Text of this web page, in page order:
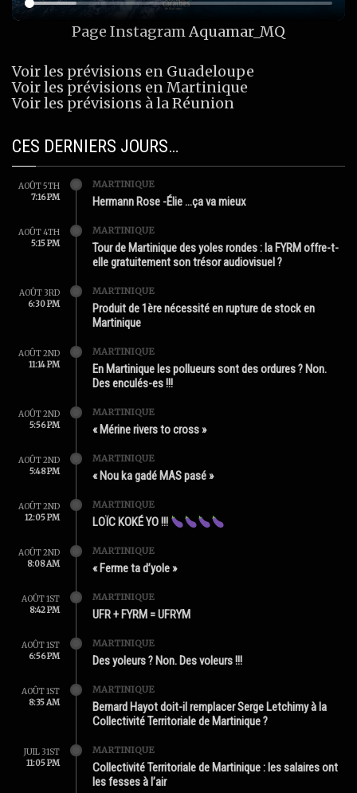
Page InstagramAquamar_MQ
Voir les prévisions en Guadeloupe
Voir les prévisions en Martinique
Voir les prévisions à la Réunion
CES DERNIERS JOURS…
AOÛT 5TH
7:16 PM
MARTINIQUE
Hermann Rose -Élie …ça va mieux
AOÛT 4TH
5:15 PM
MARTINIQUE
Tour de Martinique des yoles rondes : la FYRM offre-t-
elle gratuitement son trésor audiovisuel ?
AOÛT 3RD
6:30 PM
MARTINIQUE
Produit de 1ère nécessité en rupture de stock en
Martinique
AOÛT 2ND
11:14 PM
MARTINIQUE
En Martinique les pollueurs sont des ordures ? Non.
Des enculés-es !!!
AOÛT 2ND
5:56 PM
MARTINIQUE
« Mérine rivers to cross »
AOÛT 2ND
5:48 PM
MARTINIQUE
« Nou ka gadé MAS pasé »
AOÛT 2ND
12:05 PM
MARTINIQUE
LOÏC KOKÉ YO !!!
AOÛT 2ND
8:08 AM
MARTINIQUE
« Ferme ta d’yole »
AOÛT 1ST
8:42 PM
MARTINIQUE
UFR + FYRM = UFRYM
AOÛT 1ST
6:56 PM
MARTINIQUE
Des yoleurs ? Non. Des voleurs !!!
AOÛT 1ST
8:35 AM
MARTINIQUE
Bernard Hayot doit-il remplacer Serge Letchimy à la
Collectivité Territoriale de Martinique ?
JUIL 31ST
11:05 PM
MARTINIQUE
Collectivité Territoriale de Martinique : les salaires ont
les fesses à l’air